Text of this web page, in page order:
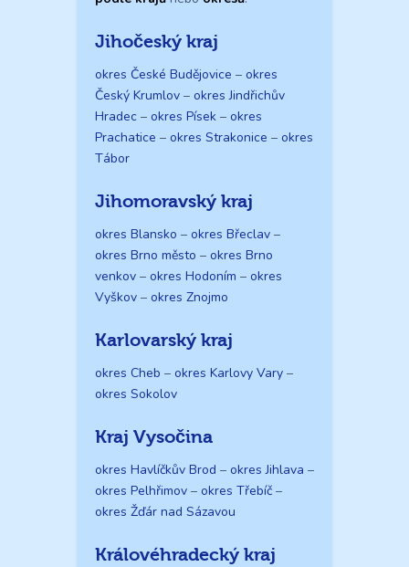
Jihočeský kraj
okres České Budějovice – okres
Český Krumlov – okres Jindřichův
Hradec – okres Písek – okres
Prachatice – okres Strakonice – okres
Tábor
Jihomoravský kraj
okres Blansko – okres Břeclav –
okres Brno město – okres Brno
venkov – okres Hodoním – okres
Vyškov – okres Znojmo
Karlovarský kraj
okres Cheb – okres Karlovy Vary –
okres Sokolov
Kraj Vysočina
okres Havlíčkův Brod – okres Jihlava –
okres Pelhřimov – okres Třebíč –
okres Žďár nad Sázavou
Královéhradecký kraj